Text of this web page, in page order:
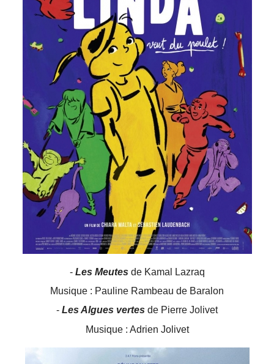
- Les Meutesde Kamal Lazraq
Musique : Pauline Rambeau de Baralon
- Les Algues vertes de Pierre Jolivet
Musique : Adrien Jolivet